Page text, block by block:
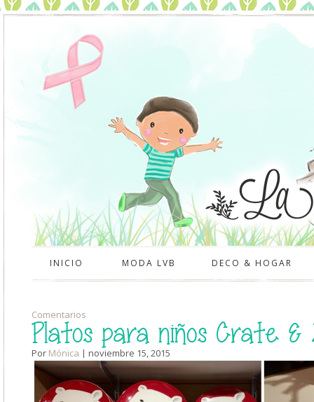
INICIO MODA LVB DECO & HOGAR
Comentarios
Platos para niños Crate
Por Mónica | noviembre 15, 2015